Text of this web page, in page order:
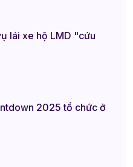
lái xe hộ LMD "cứu
2025 tổ chức ở